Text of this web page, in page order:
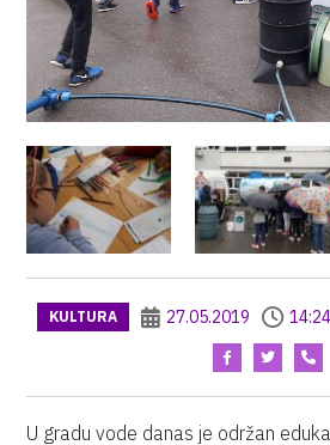
KULTURA 27.05.2019 14:24
U gradu vode danas je održan